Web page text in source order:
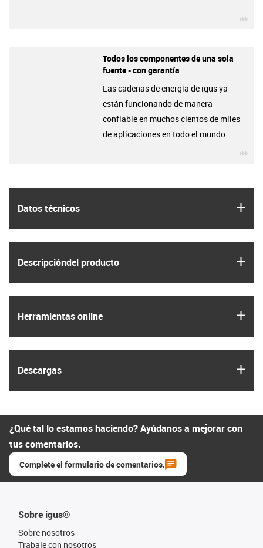
Datos técnicos
Descripción­del producto
Herramientas online
Descargas
Todos los componentes de una sola
fuente - con garantía
Las cadenas de energía de igus ya
están funcionando de manera
confiable en muchos cientos de miles
de aplicaciones en todo el mundo.
¿Qué tal lo estamos haciendo? Ayúdanos a mejorar con
tus comentarios.
Complete el formulario de comentarios.
Sobre igus®
Sobre nosotros
Trabaje con nosotros